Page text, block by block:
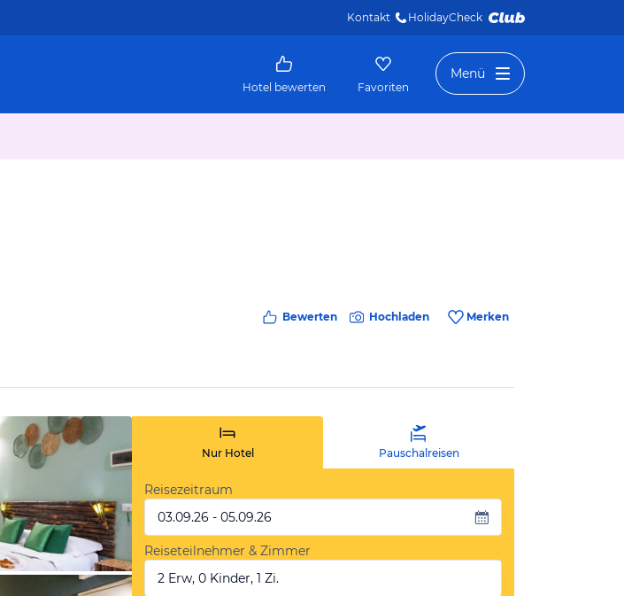
Kontakt HolidayCheck
Hotel bewerten Favoriten
Menü
Bewerten Hochladen Merken
Nur Hotel Pauschalreisen
Reisezeitraum
03.09.26 - 05.09.26
Reiseteilnehmer & Zimmer
2 Erw, 0 Kinder, 1 Zi.